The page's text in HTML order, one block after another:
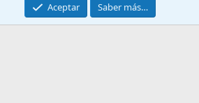
platform by XenForo® © 2010-2024 XenForo Ltd.
Aceptar Saber más…